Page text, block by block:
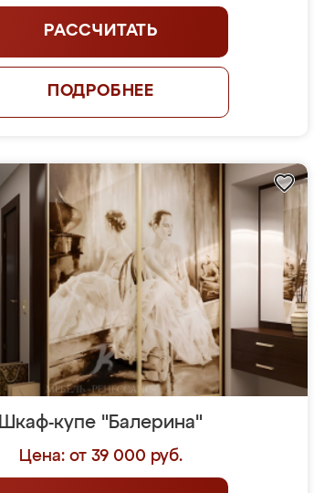
РАССЧИТАТЬ
ПОДРОБНЕЕ
Шкаф-купе "Балерина"
Цена: от 39 000 руб.